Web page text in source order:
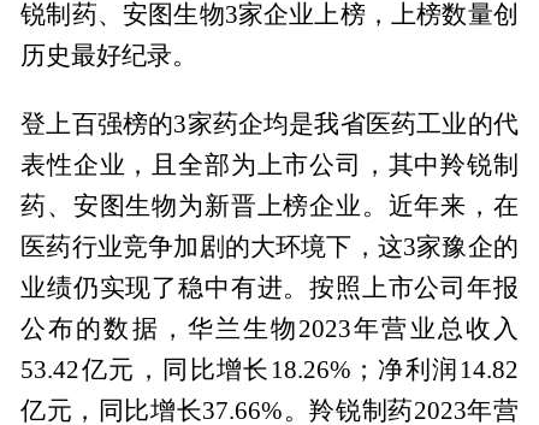
锐制药、安图生物3家企业上榜，上榜数量创
历史最好纪录。
登上百强榜的3家药企均是我省医药工业的代
表性企业，且全部为上市公司，其中羚锐制
药、安图生物为新晋上榜企业。近年来，在
医药行业竞争加剧的大环境下，这3家豫企的
业绩仍实现了稳中有进。按照上市公司年报
公布的数据，华兰生物2023年营业总收入
53.42亿元，同比增长18.26%；净利润14.82
亿元，同比增长37.66%。羚锐制药2023年营